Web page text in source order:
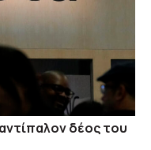
δέος του